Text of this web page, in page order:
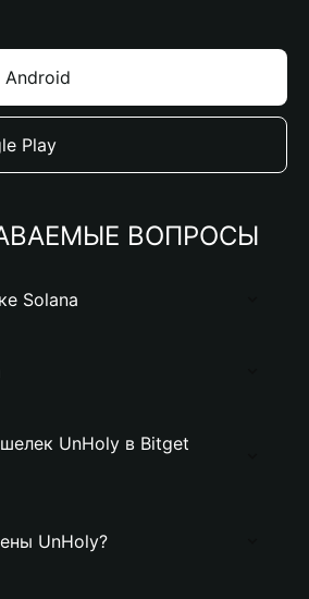
Android
Play
ВОПРОСЫ
Solana
UnHoly в Bitget
UnHoly?